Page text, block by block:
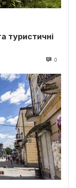
туристичні
0